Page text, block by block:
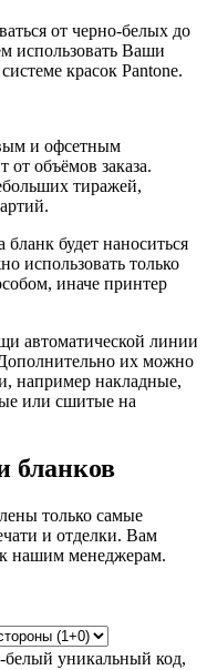
от черно-белых до
использовать Ваши
красок Pantone.
и офсетным
объёмов заказа.
тиражей,
будет наноситься
использовать только
иначе принтер
автоматической линии
их можно
например накладные,
или сшитые на
бланков
только самые
и отделки. Вам
нашим менеджерам.
белый уникальный код,